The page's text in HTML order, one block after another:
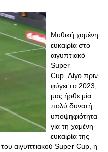
Μυθική χαμένη
ευκαιρία στο
αιγυπτιακό
Super
Cup. Λίγο πριν
φύγει το 2023,
μας ήρθε μία
πολύ δυνατή
υποψηφιότητα
για τη χαμένη
ευκαιρία της
του αιγυπτιακού Super Cup, η